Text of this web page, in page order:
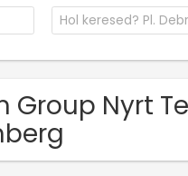
Group Nyrt